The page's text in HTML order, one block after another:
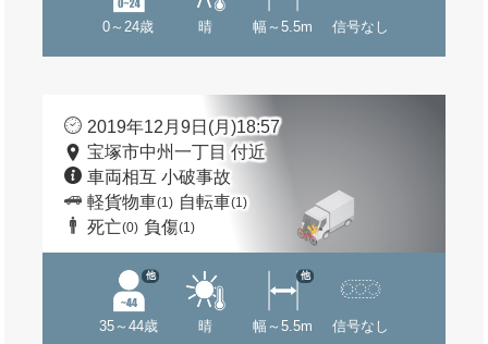
0～24歳 晴 幅～5.5m 信号なし
2019年12月9日(月)18:57
宝塚市中州一丁目 付近
車両相互 小破事故
軽貨物車(1) 自転車(1)
死亡(0) 負傷(1)
35～44歳
他
晴 幅～5.5m
他
信号なし